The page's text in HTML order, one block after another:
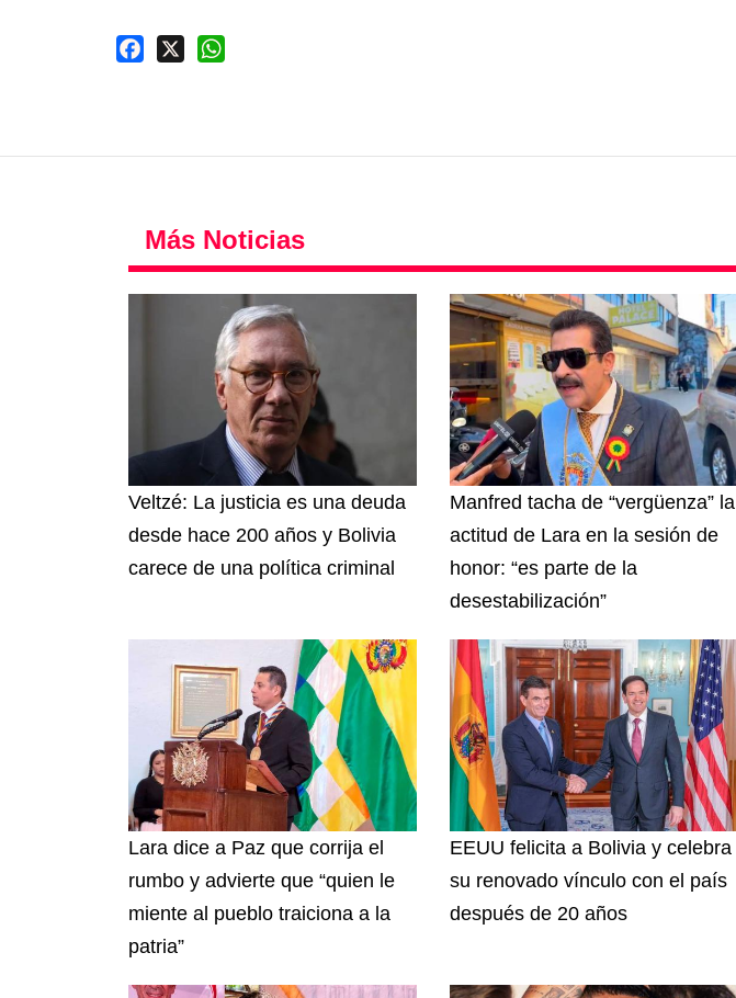
Facebook
Más Noticias
Veltzé: La justicia es una deuda
desde hace 200 años y Bolivia
carece de una política criminal
Manfred tacha de “vergüenza” la
actitud de Lara en la sesión de
honor: “es parte de la
desestabilización”
Lara dice a Paz que corrija el
rumbo y advierte que “quien le
miente al pueblo traiciona a la
patria”
EEUU felicita a Bolivia y celebra
su renovado vínculo con el país
después de 20 años